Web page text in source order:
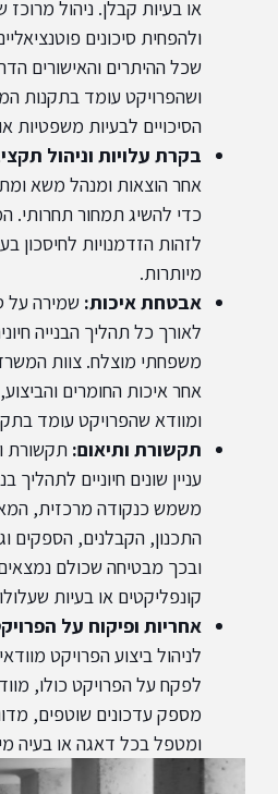
או בעיות קבלן. ניהול
ולהפחית סיכונים
שכל ההיתרים והאישורים
ושהפרויקט עומד בתקנות
הסיכויים לבעיות משפטיות
בקרת עלויות וניהול
אחר הוצאות ומנהל משא
כדי להשיג תמחור תחרותי.
לזהות הזדמנויות לחיסכון
מיותרות.
אבטחת איכות: שמירה על
לאורך כל תהליך הבנייה
משפחתי מוצלח. צוות
אחר איכות החומרים
ומוודא שהפרויקט עומד
תקשורת ותיאום: תקשורת
עניין שונים חיוניים
משמש כנקודה מרכזית,
התכנון, הקבלנים, הספקים
ובכך מבטיחה שכולם
קונפליקטים או בעיות
אחריות ופיקוח על
לניהול ביצוע הפרויקט
לפקח על הפרויקט כולו,
מספק עדכונים שוטפים,
ומטפל בכל דאגה או בעיה